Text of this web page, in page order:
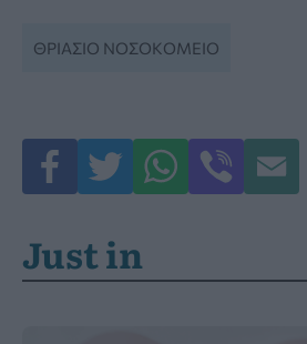
ΘΡΙΆΣΙΟ ΝΟΣΟΚΟΜΕΊΟ
Just in